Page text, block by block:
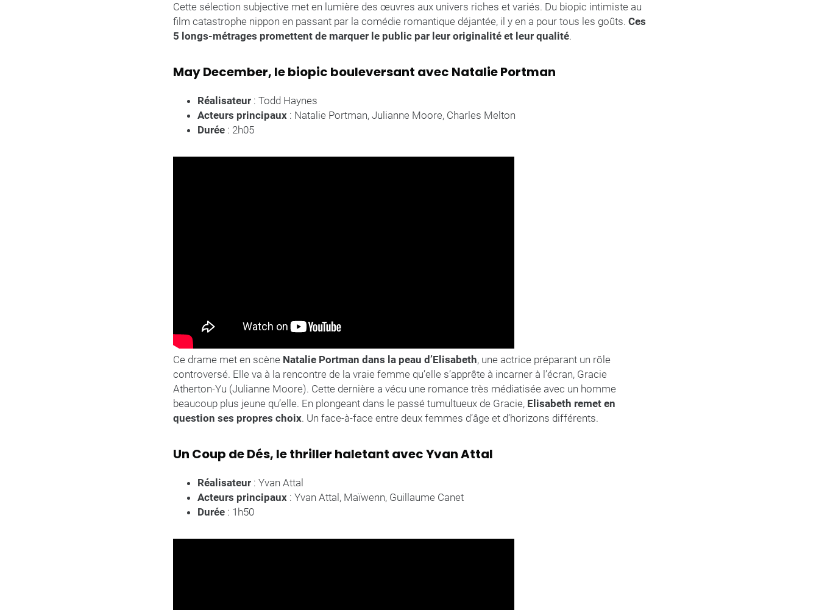
Cette sélection subjective met en lumière des œuvres aux univers riches et variés. Du biopic intimiste au
film catastrophe nippon en passant par la comédie romantique déjantée, il y en a pour tous les goûts. Ces
5 longs-métrages promettent de marquer le public par leur originalité et leur qualité.
May December, le biopic bouleversant avec Natalie Portman
Réalisateur : Todd Haynes
Acteurs principaux : Natalie Portman, Julianne Moore, Charles Melton
Durée : 2h05
Ce drame met en scène Natalie Portman dans la peau d’Elisabeth, une actrice préparant un rôle
controversé. Elle va à la rencontre de la vraie femme qu’elle s’apprête à incarner à l’écran, Gracie
Atherton-Yu (Julianne Moore). Cette dernière a vécu une romance très médiatisée avec un homme
beaucoup plus jeune qu’elle. En plongeant dans le passé tumultueux de Gracie, Elisabeth remet en
question ses propres choix. Un face-à-face entre deux femmes d’âge et d’horizons différents.
Un Coup de Dés, le thriller haletant avec Yvan Attal
Réalisateur : Yvan Attal
Acteurs principaux : Yvan Attal, Maïwenn, Guillaume Canet
Durée : 1h50